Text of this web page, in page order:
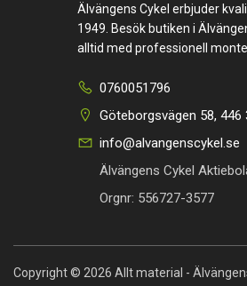
Älvängens Cykel erbjuder
1949. Besök butiken i
alltid med professionell
0760051796
Göteborgsvägen 58, 446
info@alvangenscykel.se
Älvängens Cykel
Orgnr: 556727-3577
Copyright © 2026 Allt material -